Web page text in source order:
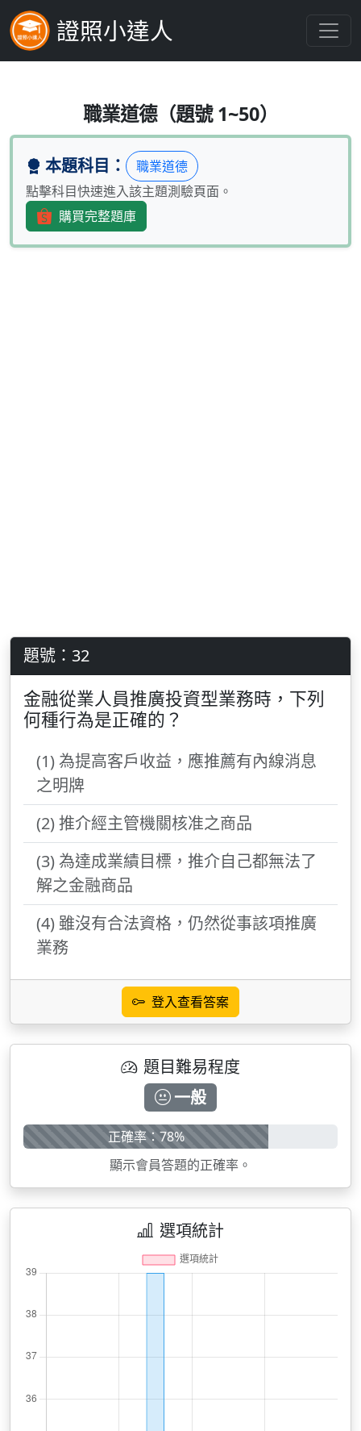
證照小達人
金融從業人員推廣投資型業務
職業道德（題號 1~50）
本題科目：
職業道德
點擊科目快速進入該主題測驗頁面。
購買完整題庫
題號：32
金融從業人員推廣投資型業務時，下列
何種行為是正確的？
(1) 為提高客戶收益，應推薦有內線消息
之明牌
(2) 推介經主管機關核准之商品
(3) 為達成業績目標，推介自己都無法了
解之金融商品
(4) 雖沒有合法資格，仍然從事該項推廣
業務
登入查看答案
題目難易程度
一般
正確率：78%
顯示會員答題的正確率。
選項統計